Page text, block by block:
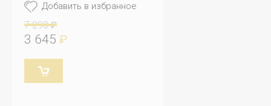
Добавить в избранное
7 290 ₽
3 645 ₽